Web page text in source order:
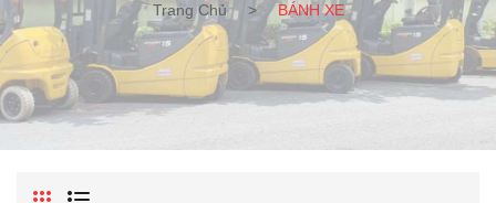
Trang Chủ > BÁNH XE